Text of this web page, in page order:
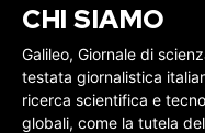
CHI SIAMO
Galileo, Giornale di
testata giornalistica
ricerca scientifica e
globali, come la tutela